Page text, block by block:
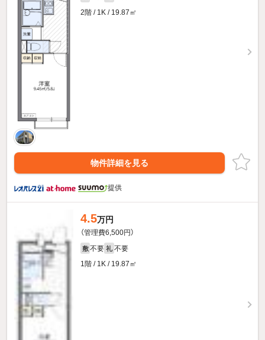
2階 / 1K / 19.87㎡
物件詳細を見る
提供
4.5万円
（管理費6,500円）
敷 不要 礼 不要
1階 / 1K / 19.87㎡